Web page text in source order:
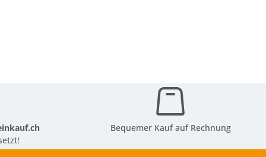
Bequemer Kauf auf Rechnung